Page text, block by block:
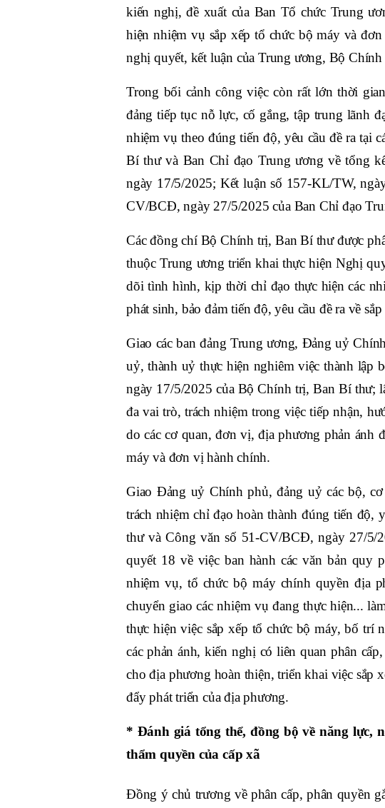
kiến nghị, đề xuất của Ban Tổ chức Trung
hiện nhiệm vụ sắp xếp tổ chức bộ máy và
nghị quyết, kết luận của Trung ương, Bộ
Trong bối cảnh công việc còn rất lớn thời
đảng tiếp tục nỗ lực, cố gắng, tập trung lãnh
nhiệm vụ theo đúng tiến độ, yêu cầu đề ra tại
Bí thư và Ban Chỉ đạo Trung ương về tổng
ngày 17/5/2025; Kết luận số 157-KL/TW,
CV/BCĐ, ngày 27/5/2025 của Ban Chỉ đạo
Các đồng chí Bộ Chính trị, Ban Bí thư được
thuộc Trung ương triển khai thực hiện Nghị
dõi tình hình, kịp thời chỉ đạo thực hiện các
phát sinh, bảo đảm tiến độ, yêu cầu đề ra về
Giao các ban đảng Trung ương, Đảng uỷ
uỷ, thành uỷ thực hiện nghiêm việc thành lập
ngày 17/5/2025 của Bộ Chính trị, Ban Bí thư;
đa vai trò, trách nhiệm trong việc tiếp nhận,
do các cơ quan, đơn vị, địa phương phản ánh
máy và đơn vị hành chính.
Giao Đảng uỷ Chính phủ, đảng uỷ các bộ,
trách nhiệm chỉ đạo hoàn thành đúng tiến độ,
thư và Công văn số 51-CV/BCĐ, ngày 27/5/
quyết 18 về việc ban hành các văn bản quy
nhiệm vụ, tổ chức bộ máy chính quyền địa
chuyển giao các nhiệm vụ đang thực hiện...
thực hiện việc sắp xếp tổ chức bộ máy, bố trí
các phản ánh, kiến nghị có liên quan phân
cho địa phương hoàn thiện, triển khai việc sắp
đẩy phát triển của địa phương.
* Đánh giá tổng thể, đồng bộ về năng lực,
thẩm quyền của cấp xã
Đồng ý chủ trương về phân cấp, phân quyền